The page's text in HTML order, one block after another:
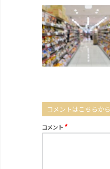
コメントはこちらから
コメント *